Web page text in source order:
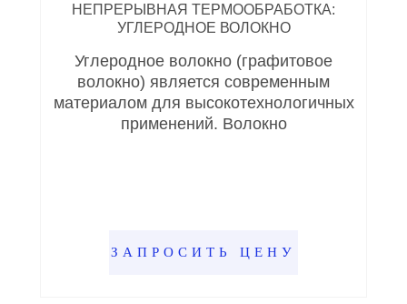
НЕПРЕРЫВНАЯ ТЕРМООБРАБОТКА:
УГЛЕРОДНОЕ ВОЛОКНО
Углеродное волокно (графитовое
волокно) является современным
материалом для высокотехнологичных
применений. Волокно
ЗАПРОСИТЬ ЦЕНУ